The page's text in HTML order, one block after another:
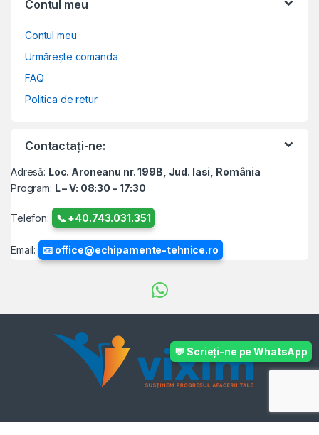
💬 Scrieți-ne pe WhatsApp
Contul meu
Contul meu
Urmărește comanda
FAQ
Politica de retur
Contactați-ne:
Adresă: Loc. Aroneanu nr. 199B, Jud. Iasi, România
Program: L – V: 08:30 – 17:30
Telefon: 📞 +40.743.031.351
Email: 📧 office@echipamente-tehnice.ro